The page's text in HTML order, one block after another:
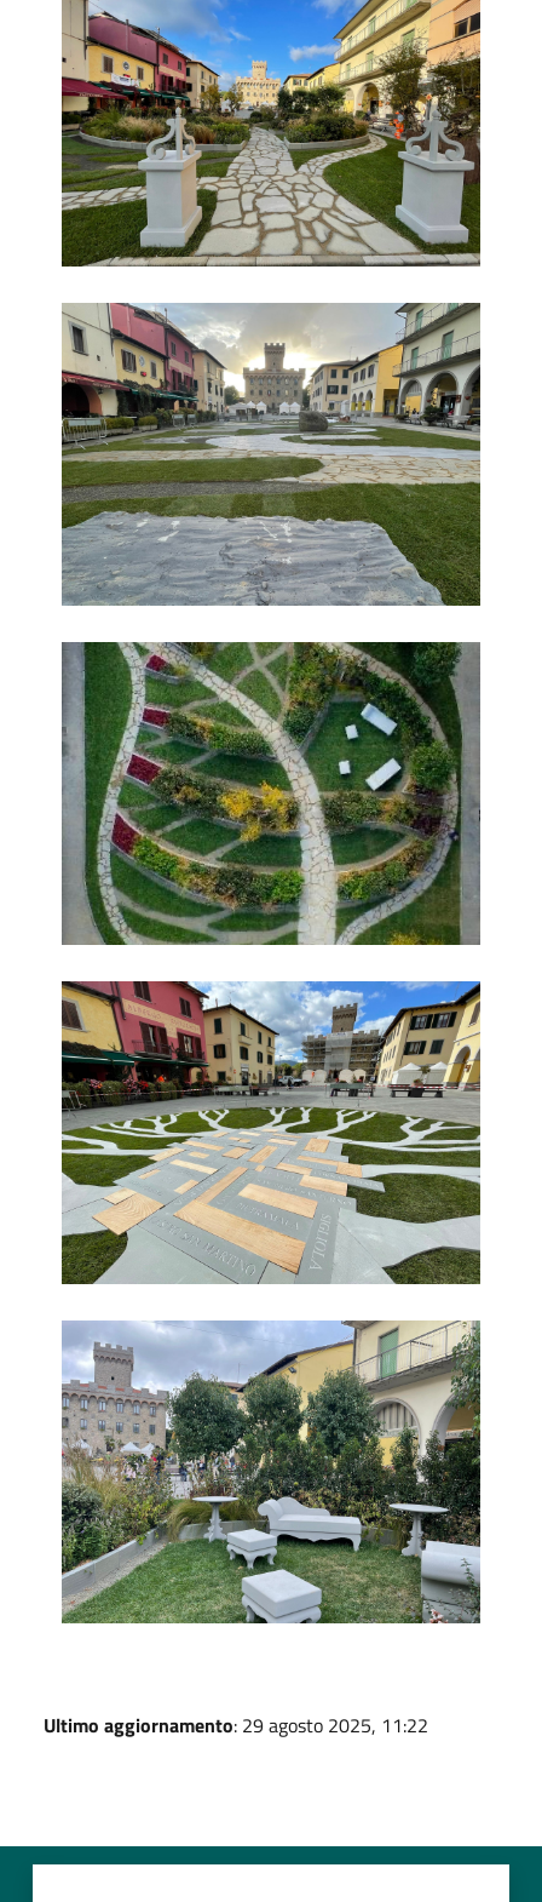
Dal Bosco e dalla Pietra
Dal Bosco e dalla Pietra
Dal Bosco e dalla Pietra
Dal Bosco e dalla Pietra
Ultimo aggiornamento: 29 agosto 2025, 11:22